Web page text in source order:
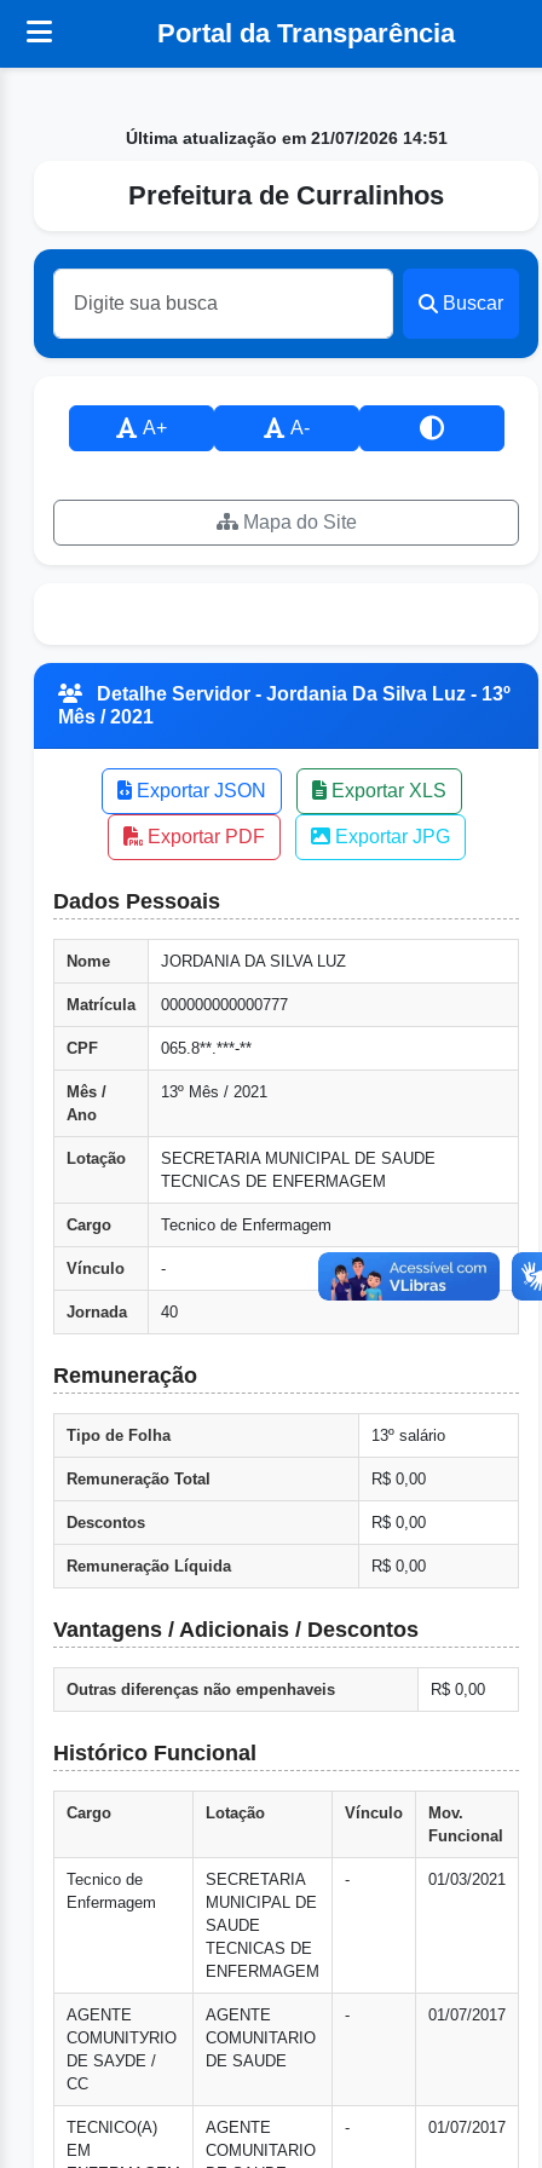
Portal da Transparência
Última atualização em 21/07/2026 14:51
Prefeitura de Curralinhos
Buscar
A+ A-
Mapa do Site
Detalhe Servidor - Jordania Da Silva Luz - 13º
Mês / 2021
Exportar JSON Exportar XLS
Exportar PDF Exportar JPG
Dados Pessoais
Nome JORDANIA DA SILVA LUZ
Matrícula 000000000000777
CPF 065.8**.***-**
Mês /
Ano
13º Mês / 2021
Lotação
SECRETARIA MUNICIPAL DE SAUDE
TECNICAS DE ENFERMAGEM
Cargo Tecnico de Enfermagem
Vínculo -
Jornada 40
Remuneração
Tipo de Folha 13º salário
Remuneração Total R$ 0,00
Descontos R$ 0,00
Remuneração Líquida R$ 0,00
Vantagens / Adicionais / Descontos
Outras diferenças não empenhaveis R$ 0,00
Histórico Funcional
Cargo Lotação Vínculo
Mov.
Funcional
Tecnico de
Enfermagem
SECRETARIA
MUNICIPAL DE
SAUDE
TECNICAS DE
ENFERMAGEM
- 01/03/2021
AGENTE
COMUNITУRIO
DE SAУDE /
CC
AGENTE
COMUNITARIO
DE SAUDE
- 01/07/2017
TECNICO(A)
EM
AGENTE
COMUNITARIO
- 01/07/2017